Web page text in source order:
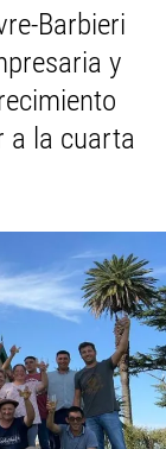
Barbieri
y
a la cuarta